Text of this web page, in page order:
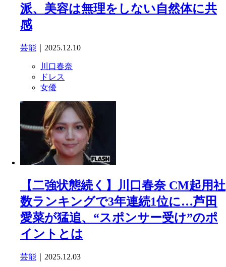
派、美容は無理をしない自然体に共
感
芸能 ｜2025.12.10
川口春奈
ドレス
女優
【二強状態続く】川口春奈 CM起用社
数ランキングで3年連続1位に…芦田
愛菜が猛追、“スポンサー受け”のポ
イントとは
芸能 ｜2025.12.03